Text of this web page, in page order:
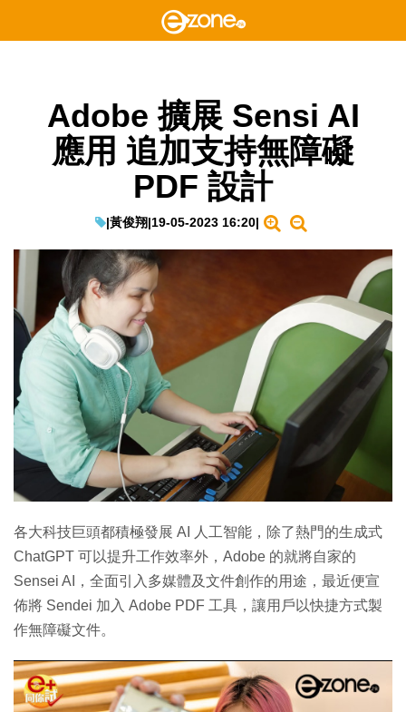
Adobe 擴展 Sensi AI
應用 追加支持無障礙
PDF 設計
|黃俊翔|19-05-2023 16:20|
各大科技巨頭都積極發展 AI 人工智能，除了熱門的生成式
ChatGPT 可以提升工作效率外，Adobe 的就將自家的
Sensei AI，全面引入多媒體及文件創作的用途，最近便宣
佈將 Sendei 加入 Adobe PDF 工具，讓用戶以快捷方式製
作無障礙文件。